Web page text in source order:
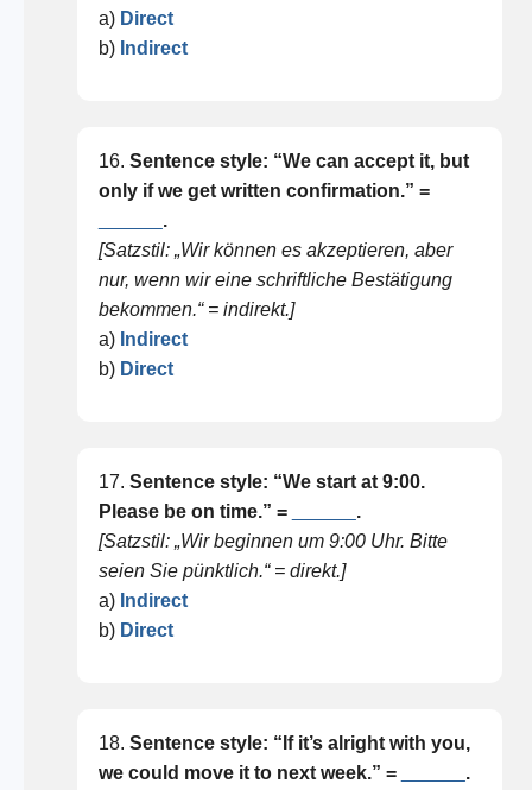
a) Direct
b) Indirect
16. Sentence style: “We can accept it, but
only if we get written confirmation.” =
.
[Satzstil: „Wir können es akzeptieren, aber
nur, wenn wir eine schriftliche Bestätigung
bekommen.“ = indirekt.]
a) Indirect
b) Direct
17. Sentence style: “We start at 9:00.
Please be on time.” =
.
[Satzstil: „Wir beginnen um 9:00 Uhr. Bitte
seien Sie pünktlich.“ = direkt.]
a) Indirect
b) Direct
18. Sentence style: “If it’s alright with you,
we could move it to next week.” =
.